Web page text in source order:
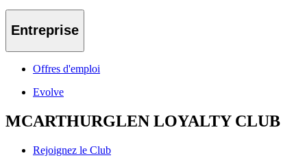
Entreprise
Offres d'emploi
Evolve
MCARTHURGLEN LOYALTY CLUB
Rejoignez le Club